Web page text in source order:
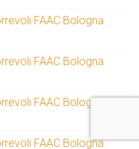
FAAC Bologna
FAAC Bologna
FAAC Bologna
FAAC Bologna